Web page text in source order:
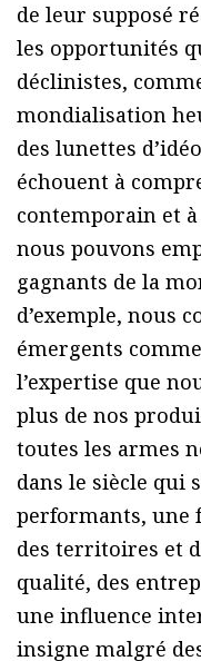
de leur supposé
les opportunités
déclinistes,
mondialisation
des lunettes
échouent à
contemporain et
nous pouvons
gagnants de la
d’exemple, nous
émergents
l’expertise que
plus de nos
toutes les armes
dans le siècle qui
performants, une
des territoires et
qualité, des
une influence
insigne malgré